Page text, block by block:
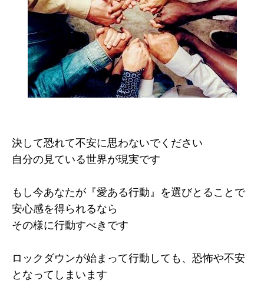
決して恐れて不安に思わないでください
自分の見ている世界が現実です
もし今あなたが『愛ある行動』を選びとることで
安心感を得られるなら
その様に行動すべきです
ロックダウンが始まって行動しても、恐怖や不安
となってしまいます